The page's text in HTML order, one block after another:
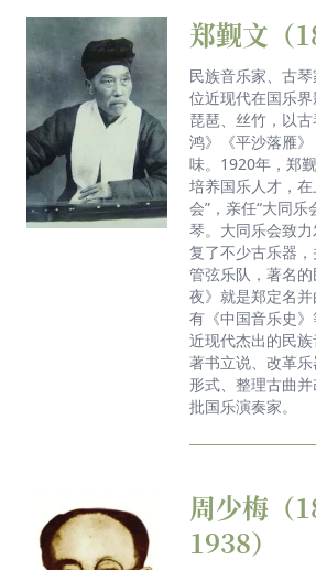
者和各界人士热情参与，在国际文
精彩的一章。
陪伴最美好的时光，聆听最动人的
有点不一样🎶💐#林大叶 指挥#王
瑜 锡剧演员#蔡瑜 锡剧演员#无锡
一朝丝竹语，五载民乐行
笛语寄心声
第二届全国民族器乐展演暨二泉
一颗树如何“蜕变”成为城市舞台上
天就来揭秘！沉浸式感受无锡这
技艺打造乐器产业，绘就“音乐之
MUSICQ腾讯音乐线下创新体验店
业啦！一起来感受下现场的热情。
郑觐文（
民族音乐家、古
位近现代在国乐
琵琶、丝竹，以
鸿》《平沙落雁
味。1920年，郑
培养国乐人才，
会”，亲任“大同
琴。大同乐会致
复了不少古乐器
管弦乐队，著名
夜》就是郑定名
有《中国音乐史
近现代杰出的民族
著书立说、改革
形式、整理古曲
批国乐演奏家。
周少梅（
1938）